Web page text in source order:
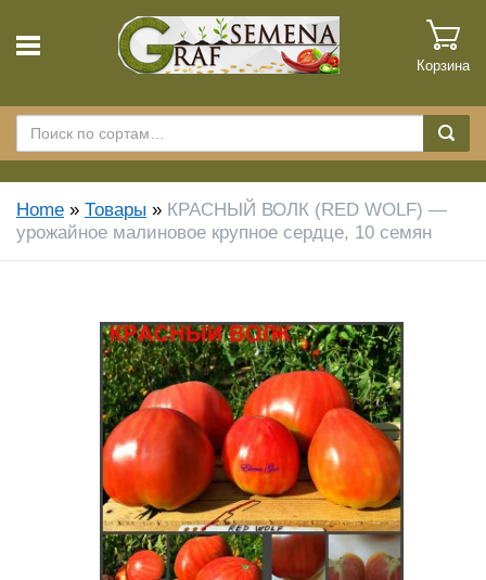
Корзина
Home » Товары » КРАСНЫЙ ВОЛК (RED WOLF) —
урожайное малиновое крупное сердце, 10 семян